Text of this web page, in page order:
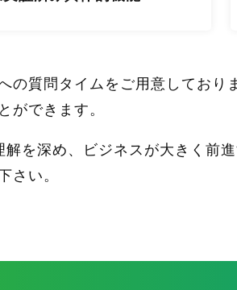
の質問タイムをご用意しており
ができます。
を深め、ビジネスが大きく前
さい。